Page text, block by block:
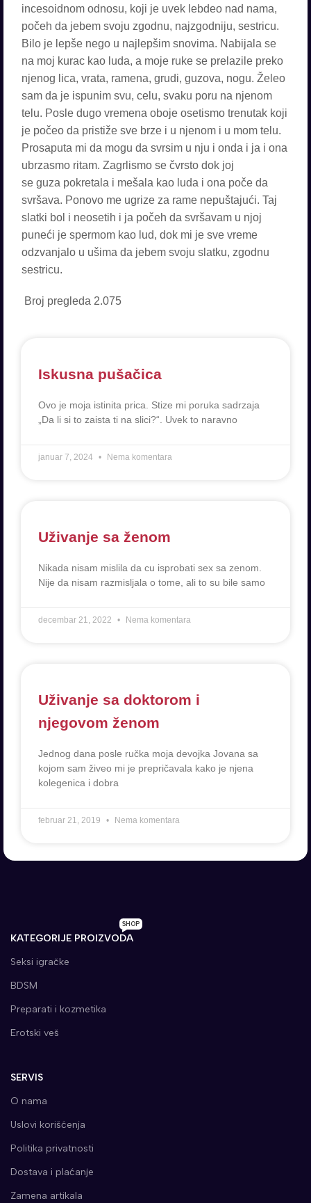
incesoidnom odnosu, koji je uvek lebdeo nad nama,
počeh da jebem svoju zgodnu, najzgodniju, sestricu.
Bilo je lepše nego u najlepšim snovima. Nabijala se
na moj kurac kao luda, a moje ruke se prelazile preko
njenog lica, vrata, ramena, grudi, guzova, nogu. Želeo
sam da je ispunim svu, celu, svaku poru na njenom
telu. Posle dugo vremena oboje osetismo trenutak koji
je počeo da pristiže sve brze i u njenom i u mom telu.
Prosaputa mi da mogu da svrsim u nju i onda i ja i ona
ubrzasmo ritam. Zagrlismo se čvrsto dok joj
se guza pokretala i mešala kao luda i ona poče da
svršava. Ponovo me ugrize za rame nepuštajući. Taj
slatki bol i neosetih i ja počeh da svršavam u njoj
puneći je spermom kao lud, dok mi je sve vreme
odzvanjalo u ušima da jebem svoju slatku, zgodnu
sestricu.
Broj pregleda 2.075
Iskusna pušačica
Ovo je moja istinita prica. Stize mi poruka sadrzaja
„Da li si to zaista ti na slici?“. Uvek to naravno
januar 7, 2024 Nema komentara
Uživanje sa ženom
Nikada nisam mislila da cu isprobati sex sa zenom.
Nije da nisam razmisljala o tome, ali to su bile samo
decembar 21, 2022 Nema komentara
Uživanje sa doktorom i
njegovom ženom
Jednog dana posle ručka moja devojka Jovana sa
kojom sam živeo mi je prepričavala kako je njena
kolegenica i dobra
februar 21, 2019 Nema komentara
KATEGORIJE PROIZVODA
SHOP
Seksi igračke
BDSM
Preparati i kozmetika
Erotski veš
SERVIS
O nama
Uslovi korišćenja
Politika privatnosti
Dostava i plaćanje
Zamena artikala